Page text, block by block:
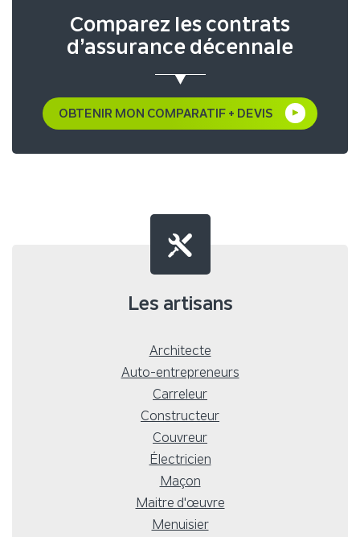
Comparez les contrats
d’assurance décennale
OBTENIR MON COMPARATIF + DEVIS
Les artisans
Architecte
Auto-entrepreneurs
Carreleur
Constructeur
Couvreur
Électricien
Maçon
Maitre d'œuvre
Menuisier